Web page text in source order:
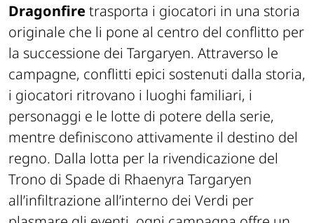
Dragonfire trasporta i giocatori in una storia
originale che li pone al centro del conflitto per
la successione dei Targaryen. Attraverso le
campagne, conflitti epici sostenuti dalla storia,
i giocatori ritrovano i luoghi familiari, i
personaggi e le lotte di potere della serie,
mentre definiscono attivamente il destino del
regno. Dalla lotta per la rivendicazione del
Trono di Spade di Rhaenyra Targaryen
all’infiltrazione all’interno dei Verdi per